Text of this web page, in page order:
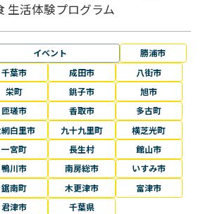
活体験プログラム
イベント
勝浦市
千葉市
成田市
八街市
栄町
銚子市
旭市
匝瑳市
香取市
多古町
白里市
九十九里町
横芝光町
一宮町
長生村
館山市
鴨川市
南房総市
いすみ市
鋸南町
木更津市
富津市
君津市
千葉県